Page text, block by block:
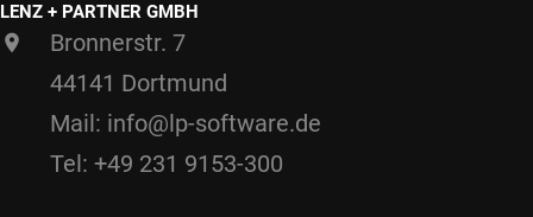
LENZ + PARTNER GMBH
Bronnerstr. 7
44141 Dortmund
Mail: info@lp-software.de
Tel: +49 231 9153-300